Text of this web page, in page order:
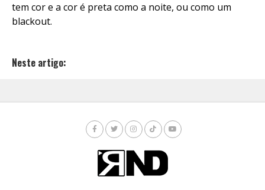
tem cor e a cor é preta como a noite, ou como um
blackout.
Neste artigo: